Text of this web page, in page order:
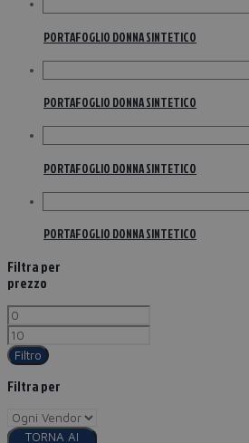
PORTAFOGLIO DONNA SINTETICO
PORTAFOGLIO DONNA SINTETICO
PORTAFOGLIO DONNA SINTETICO
PORTAFOGLIO DONNA SINTETICO
Filtra per
prezzo
Filtro
Filtra per
TORNA AI